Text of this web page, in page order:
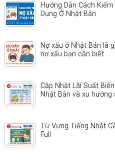
Hướng Dẫn Cách
Dụng Ở Nhật Bản
Nợ xấu ở Nhật Bản là
nợ xấu bạn cần biết
Cập Nhật Lãi Suất
Nhật Bản và xu hướng
Từ Vựng Tiếng Nhật
Full